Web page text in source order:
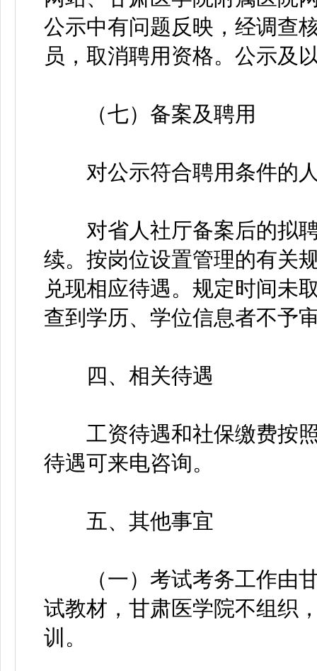
公示中有问题反映，经调查
员，取消聘用资格。公示及
（七）备案及聘用
对公示符合聘用条件的人
对省人社厅备案后的拟聘
续。按岗位设置管理的有关
兑现相应待遇。规定时间未
查到学历、学位信息者不予
四、相关待遇
工资待遇和社保缴费按照
待遇可来电咨询。
五、其他事宜
（一）考试考务工作由甘
试教材，甘肃医学院不组织
训。